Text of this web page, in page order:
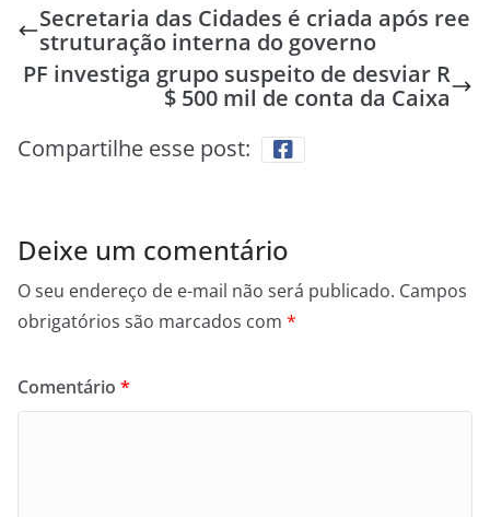
Secretaria das Cidades é criada após ree
struturação interna do governo
PF investiga grupo suspeito de desviar R
$ 500 mil de conta da Caixa
Compartilhe esse post:
Deixe um comentário
O seu endereço de e-mail não será publicado. Campos
obrigatórios são marcados com *
Comentário *